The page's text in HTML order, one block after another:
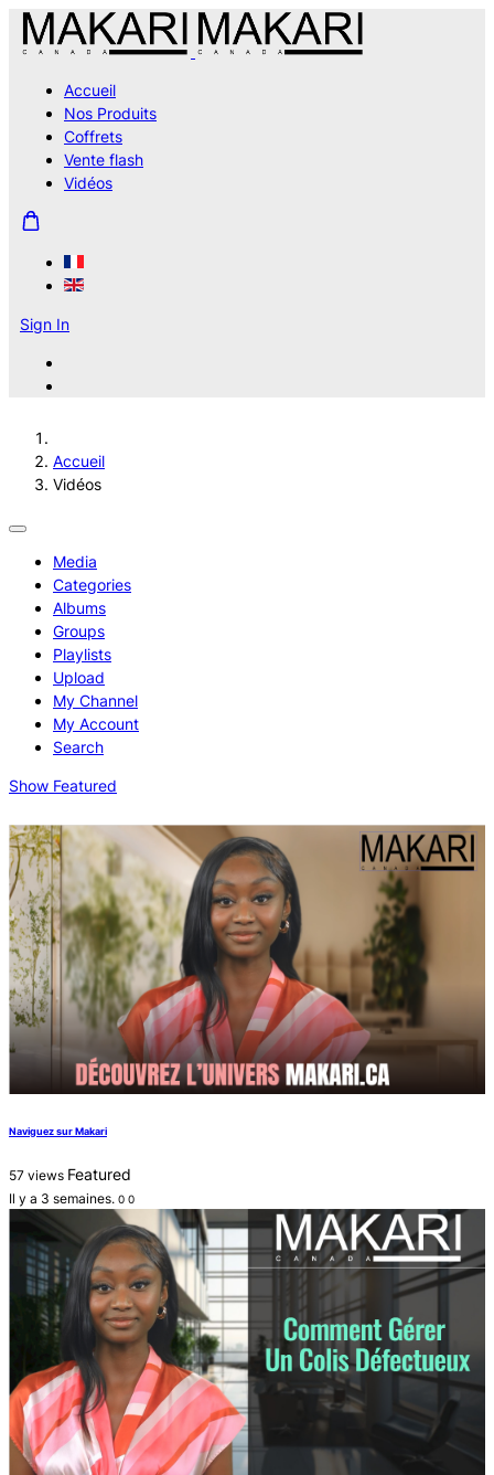
Accueil
Nos Produits
Coffrets
Vente flash
Vidéos
Sign In
Accueil
Vidéos
Media
Categories
Albums
Groups
Playlists
Upload
My Channel
My Account
Search
Show Featured
Naviguez sur Makari
57 views Featured
Il y a 3 semaines. 0 0